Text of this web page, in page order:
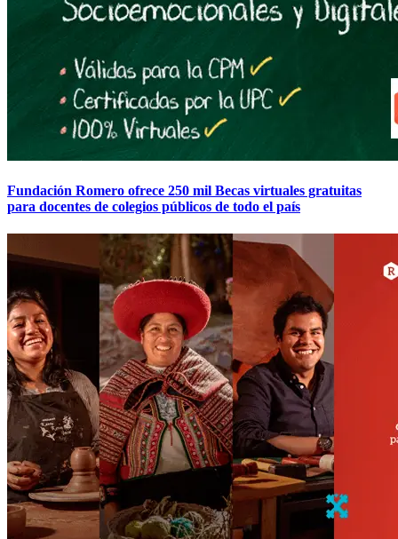
Fundación Romero ofrece 250 mil Becas virtuales gratuitas
para docentes de colegios públicos de todo el país